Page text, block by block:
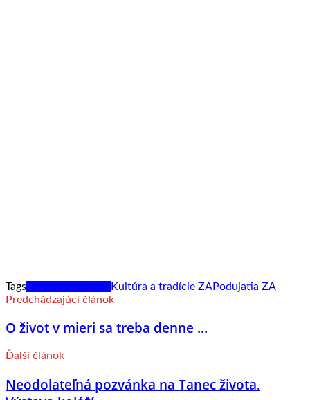
Tags Kultúra a tradície ZAPodujatia ZA
Predchádzajúci článok
O život v mieri sa treba denne ...
Ďalší článok
Neodolateľná pozvánka na Tanec života.